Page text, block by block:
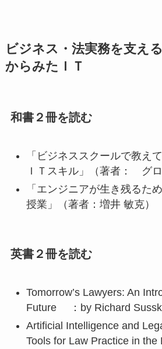
ビジネス・法実務を支え
からみたＩＴ
和書２冊を読む
「ビジネススクールで教え
ＩＴスキル」（著者： グ
「エンジニアが生き残るた
授業」（著者：増井 敏克）
英書２冊を読む
Tomorrow’s Lawyers: An
Future ：by Richard
Artificial Intelligence and
Tools for Law Practice in